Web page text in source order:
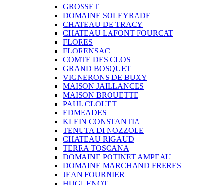
GROSSET
DOMAINE SOLEYRADE
CHATEAU DE TRACY
CHATEAU LAFONT FOURCAT
FLORES
FLORENSAC
COMTE DES CLOS
GRAND BOSQUET
VIGNERONS DE BUXY
MAISON JAILLANCES
MAISON BROUETTE
PAUL CLOUET
EDMEADES
KLEIN CONSTANTIA
TENUTA DI NOZZOLE
CHATEAU RIGAUD
TERRA TOSCANA
DOMAINE POTINET AMPEAU
DOMAINE MARCHAND FRERES
JEAN FOURNIER
HUGUENOT